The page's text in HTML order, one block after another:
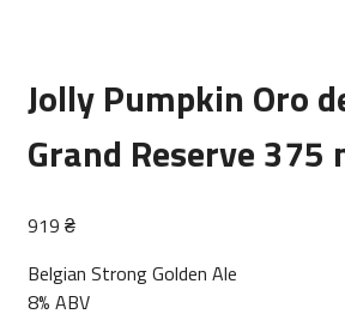
Jolly Pumpkin Oro
Grand Reserve 375
919 ₴
Belgian Strong Golden Ale
8% ABV